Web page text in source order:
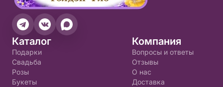
Каталог
Подарки
Свадьба
Розы
Букеты
Компания
Вопросы и ответы
Отзывы
О нас
Доставка